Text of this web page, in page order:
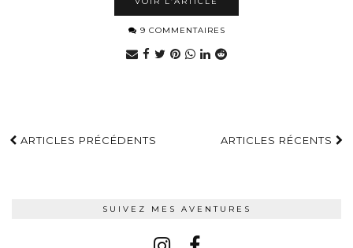
9 COMMENTAIRES
ARTICLES PRÉCÉDENTS ARTICLES RÉCENTS
SUIVEZ MES AVENTURES